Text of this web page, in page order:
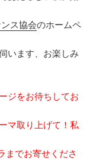
ス協会のホームペ
います、お楽しみ
ジをお待ちしてお
マ取り上げて！私
までお寄せくださ